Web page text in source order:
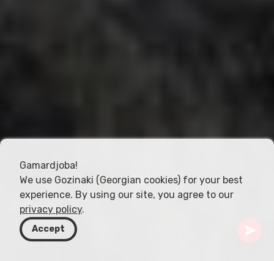
Gamardjoba!
We use Gozinaki (Georgian cookies) for your best
experience. By using our site, you agree to our
privacy policy.
Accept